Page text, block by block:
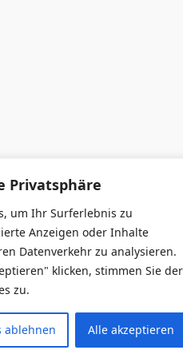
Privatsphäre
um Ihr Surferlebnis zu
Anzeigen oder Inhalte
Datenverkehr zu analysieren.
klicken, stimmen Sie der
zu.
ablehnen Alle akzeptieren